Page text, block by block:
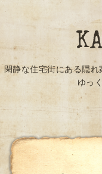
閑静な住宅街にある隠
ゆっ